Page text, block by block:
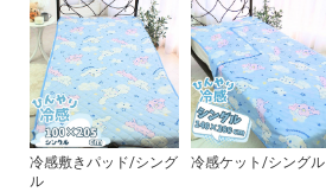
冷感敷きパッド/シング
ル
冷感ケット/シングル